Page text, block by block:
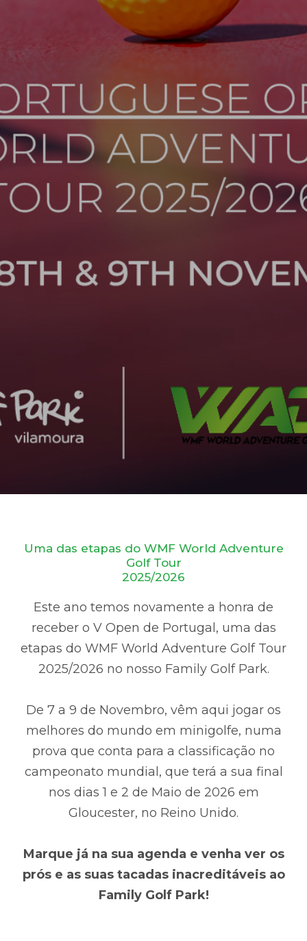
Uma das etapas do WMF World Adventure
Golf Tour
2025/2026
Este ano temos novamente a honra de
receber o V Open de Portugal, uma das
etapas do WMF World Adventure Golf Tour
2025/2026 no nosso Family Golf Park.
De 7 a 9 de Novembro, vêm aqui jogar os
melhores do mundo em minigolfe, numa
prova que conta para a classificação no
campeonato mundial, que terá a sua final
nos dias 1 e 2 de Maio de 2026 em
Gloucester, no Reino Unido.
Marque já na sua agenda e venha ver os
prós e as suas tacadas inacreditáveis ao
Family Golf Park!